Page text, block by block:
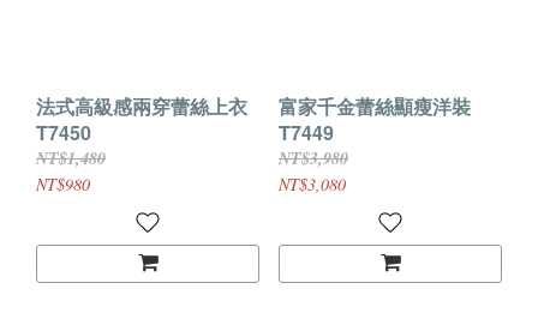
法式高級感兩穿蕾絲上衣
T7450
NT$1,480
NT$980
富家千金蕾絲顯瘦洋裝
T7449
NT$3,980
NT$3,080